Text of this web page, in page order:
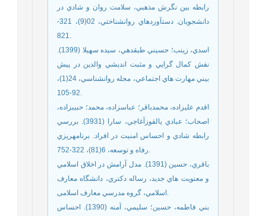
رابطه بين نگرش مذهبي، سلامت روان و شادي در
دانشجويان. دستآوردهاي روانشناختي، 02(9)، 321-
821.
اسدي، زينب؛ حسيني طبقدهي، سيده سهيلا (1399).
نقش کمال گرايي و مثبت انديشي والدين در پيش
بيني مهارت هاي اجتماعي، مجله روانشناسي، 24(1)،
92-105.
اقدم عليزاده، محمدباقر؛ عباسزاده، محمد؛ حبيبزاده،
اصحاب؛ عبادي يالقوزآغاجي، سارا (3931). بررسي
رابطه شادي و احساس امنيت در افراد. برنامهريزي
رفاه و توسعه، 6(81)، 322-752.
باقري، حسين (1391). مدل آرامش در اخلاق اسلامي
و معنويت هاي جديد، رساله دکتري، دانشگاه معارف
اسلامي، گروه مدرسي معارف اسلامی.
بني فاطمه، حسين؛ سليمي، آمنه (1390). احساس